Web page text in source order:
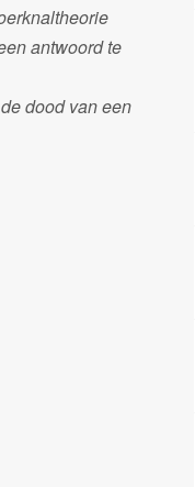
antwoord te
dood van een